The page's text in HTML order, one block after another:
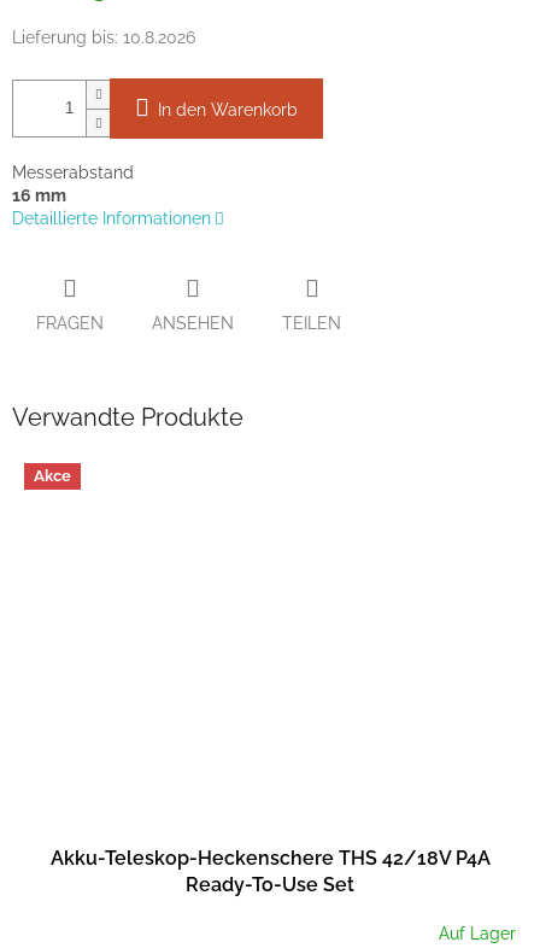
Lieferung bis: 10.8.2026
In den Warenkorb
Messerabstand
16 mm
Detaillierte Informationen
FRAGEN ANSEHEN TEILEN
Verwandte Produkte
Akce
Akku-Teleskop-Heckenschere THS 42/18V P4A
Ready-To-Use Set
Auf Lager